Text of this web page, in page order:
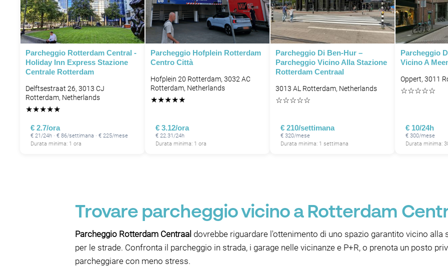
P
Parcheggio Rotterdam Central -
Holiday Inn Express Stazione
Centrale Rotterdam
Delftsestraat 26, 3013 CJ
Rotterdam, Netherlands
★★★★★
€ 2.7/ora
€ 21/24h · € 86/settimana · € 225/mese
Durata minima: 1 ora
Parcheggio Hofplein Rotterdam
Centro Città
Hofplein 20 Rotterdam, 3032 AC
Rotterdam, Netherlands
★★★★★
€ 3.12/ora
€ 22.31/24h
Durata minima: 1 ora
Parcheggio Di Ben-Hur –
Parcheggio Vicino Alla Stazione
Rotterdam Centraal
3013 AL Rotterdam, Netherlands
☆☆☆☆☆
€ 210/settimana
€ 320/mese
Durata minima: 1 settimana
Parcheggio
Vicino A
Oppert, 3011
☆☆☆☆☆
€ 10/24h
€ 300/mese
Durata minima:
Trovare parcheggio vicino a Rotterdam
Parcheggio Rotterdam Centraal dovrebbe riguardare l'ottenimento di uno spazio garantito vicino
per le strade. Confronta il parcheggio in strada, i garage nelle vicinanze e P+R, o prenota un posto
parcheggiare con meno stress.